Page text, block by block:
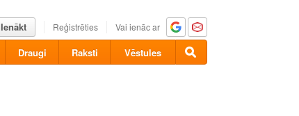
Ienākt Reģistrēties Vai ienāc ar
Draugi Raksti Vēstules